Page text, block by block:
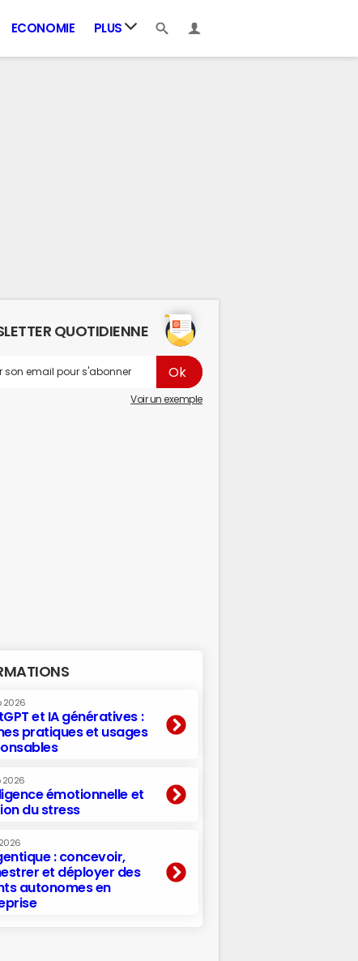
ECONOMIE PLUS
QUOTIDIENNE
Voir un exemple
2026
et IA génératives :
pratiques et usages
2026
émotionnelle et
du stress
: concevoir,
et déployer des
autonomes en